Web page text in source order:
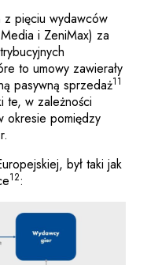
z pięciu wydawców
i ZeniMax) za
to umowy zawierały
pasywną sprzedaż11
te, w zależności
okresie pomiędzy
był taki jak
12: